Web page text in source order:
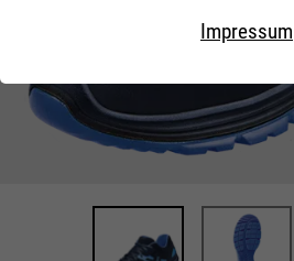
der Webseite benötigt. Dadurch
die Webseite einwandfrei
Externe Inhalte
Impressum